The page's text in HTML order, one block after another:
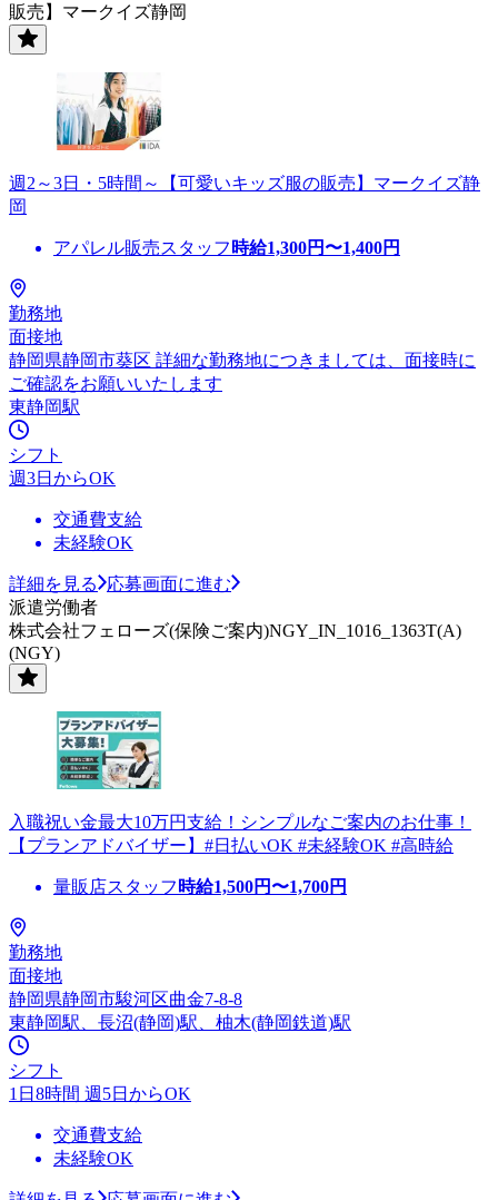
販売】マークイズ静岡
週2～3日・5時間～【可愛いキッズ服の販売】マークイズ静
岡
アパレル販売スタッフ 時給1,300円〜1,400円
勤務地
面接地
静岡県静岡市葵区 詳細な勤務地につきましては、面接時に
ご確認をお願いいたします
東静岡駅
シフト
週3日からOK
交通費支給
未経験OK
詳細を見る
応募画面に進む
派遣労働者
株式会社フェローズ(保険ご案内)NGY_IN_1016_1363T(A)
(NGY)
入職祝い金最大10万円支給！シンプルなご案内のお仕事！
【プランアドバイザー】#日払いOK #未経験OK #高時給
量販店スタッフ 時給1,500円〜1,700円
勤務地
面接地
静岡県静岡市駿河区曲金7-8-8
東静岡駅、長沼(静岡)駅、柚木(静岡鉄道)駅
シフト
1日8時間 週5日からOK
交通費支給
未経験OK